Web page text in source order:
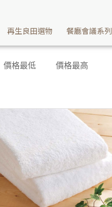
再生良田選物 餐廳會議系列
價格最低 價格最高